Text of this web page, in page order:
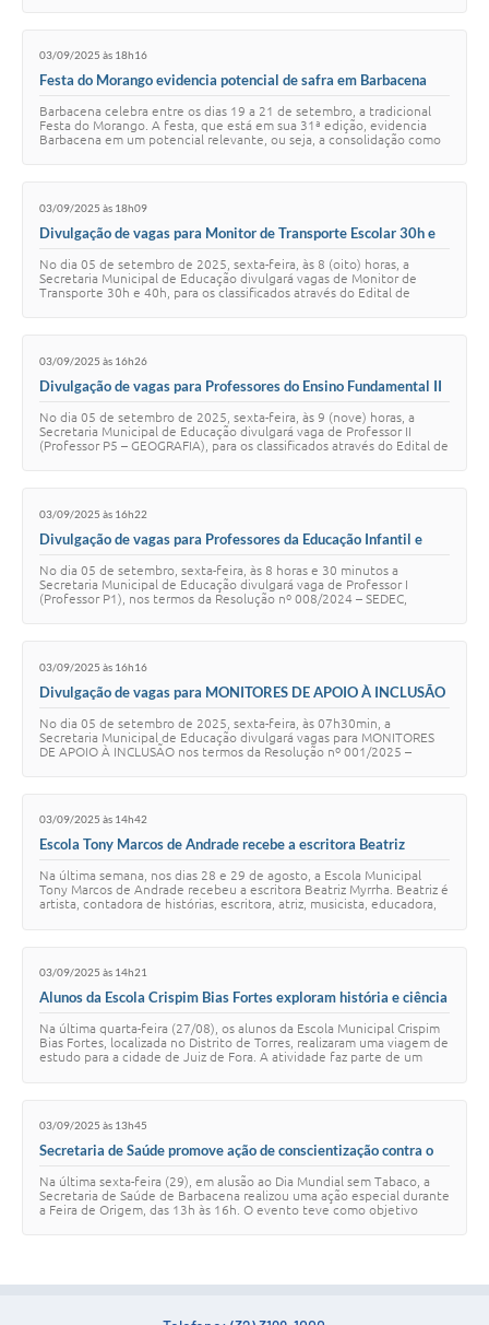
SIC
03/09/2025 às 18h16
Festa do Morango evidencia potencial de safra em Barbacena
Agricultura Familiar
Barbacena celebra entre os dias 19 a 21 de setembro, a tradicional
Festa do Morango. A festa, que está em sua 31ª edição, evidencia
Barbacena em um potencial relevante, ou seja, a consolidação como
03/09/2025 às 18h09
Divulgação de vagas para Monitor de Transporte Escolar 30h e
No dia 05 de setembro de 2025, sexta-feira, às 8 (oito) horas, a
Secretaria Municipal de Educação divulgará vagas de Monitor de
Transporte 30h e 40h, para os classificados através do Edital de
03/09/2025 às 16h26
Divulgação de vagas para Professores do Ensino Fundamental II
No dia 05 de setembro de 2025, sexta-feira, às 9 (nove) horas, a
Secretaria Municipal de Educação divulgará vaga de Professor II
(Professor P5 – GEOGRAFIA), para os classificados através do Edital de
03/09/2025 às 16h22
Divulgação de vagas para Professores da Educação Infantil e
No dia 05 de setembro, sexta-feira, às 8 horas e 30 minutos a
Secretaria Municipal de Educação divulgará vaga de Professor I
(Professor P1), nos termos da Resolução nº 008/2024 – SEDEC,
03/09/2025 às 16h16
Divulgação de vagas para MONITORES DE APOIO À INCLUSÃO
No dia 05 de setembro de 2025, sexta-feira, às 07h30min, a
Secretaria Municipal de Educação divulgará vagas para MONITORES
DE APOIO À INCLUSÃO nos termos da Resolução nº 001/2025 –
03/09/2025 às 14h42
Escola Tony Marcos de Andrade recebe a escritora Beatriz
Na última semana, nos dias 28 e 29 de agosto, a Escola Municipal
Tony Marcos de Andrade recebeu a escritora Beatriz Myrrha. Beatriz é
artista, contadora de histórias, escritora, atriz, musicista, educadora,
03/09/2025 às 14h21
Alunos da Escola Crispim Bias Fortes exploram história e ciência
Na última quarta-feira (27/08), os alunos da Escola Municipal Crispim
Bias Fortes, localizada no Distrito de Torres, realizaram uma viagem de
estudo para a cidade de Juiz de Fora. A atividade faz parte de um
03/09/2025 às 13h45
Secretaria de Saúde promove ação de conscientização contra o
Na última sexta-feira (29), em alusão ao Dia Mundial sem Tabaco, a
Secretaria de Saúde de Barbacena realizou uma ação especial durante
a Feira de Origem, das 13h às 16h. O evento teve como objetivo